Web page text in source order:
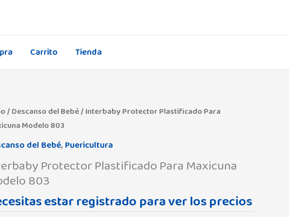
Carrito Tienda
/Descanso del Bebé/ Interbaby Protector Plastificado Para
Modelo 803
del Bebé, Puericultura
Protector Plastificado Para Maxicuna
803
estar registrado para ver los precios